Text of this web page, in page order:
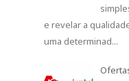
e revelar a
uma determinad...